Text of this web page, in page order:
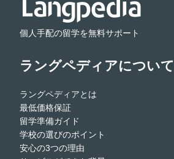
個人手配の留学を無料サポート
ラングペディアについて
ラングペディアとは
最低価格保証
留学準備ガイド
学校の選びのポイント
安心の3つの理由